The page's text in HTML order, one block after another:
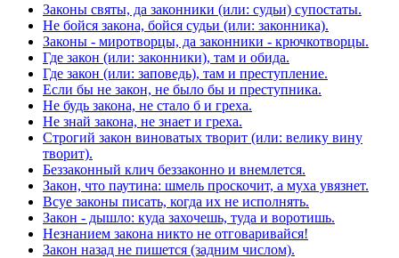
Законы святы, да законники (или: судьи) супостаты.
Не бойся закона, бойся судьи (или: законника).
Законы - миротворцы, да законники - крючкотворцы.
Где закон (или: законники), там и обида.
Где закон (или: заповедь), там и преступление.
Если бы не закон, не было бы и преступника.
Не будь закона, не стало б и греха.
Не знай закона, не знает и греха.
Строгий закон виноватых творит (или: велику вину
творит).
Беззаконный клич беззаконно и внемлется.
Закон, что паутина: шмель проскочит, а муха увязнет.
Всуе законы писать, когда их не исполнять.
Закон - дышло: куда захочешь, туда и воротишь.
Незнанием закона никто не отговаривайся!
Закон назад не пишется (задним числом).